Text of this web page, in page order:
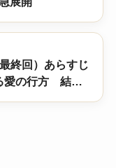
終回）あらすじ
愛の行方 結末